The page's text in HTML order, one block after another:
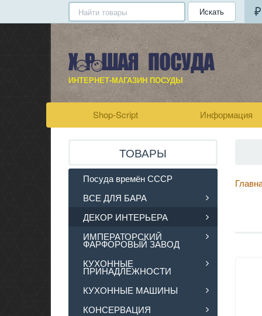
Искать
ИНТЕРНЕТ-МАГАЗИН ПОСУДЫ
Shop-Script Информация
ТОВАРЫ
Посуда времён СССР
ВСЕ ДЛЯ БАРА
ДЕКОР ИНТЕРЬЕРА
ИМПЕРАТОРСКИЙ
ФАРФОРОВЫЙ ЗАВОД
КУХОННЫЕ
ПРИНАДЛЕЖНОСТИ
КУХОННЫЕ МАШИНЫ
КОНСЕРВАЦИЯ